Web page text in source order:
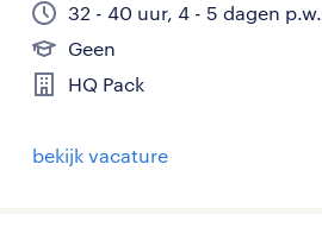
32 - 40 uur, 4 - 5 dagen p.w.
Geen
HQ Pack
bekijk vacature